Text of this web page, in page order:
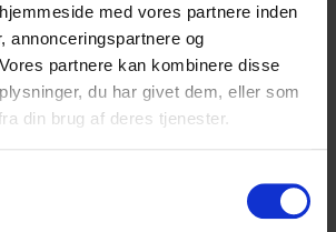
med vores partnere inden
annonceringspartnere og
partnere kan kombinere disse
du har givet dem, eller som
din brug af deres tjenester.